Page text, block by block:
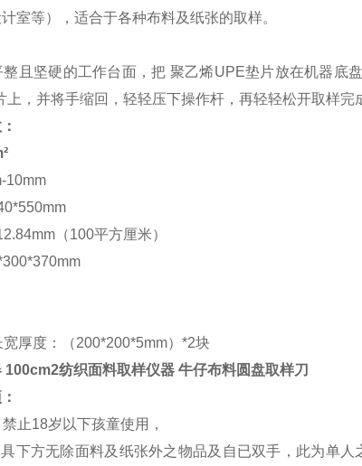
室等），适合于各种布料及纸张的取样。
且坚硬的工作台面，把 聚乙烯UPE垫片放在机器底
，并将手缩回，轻轻压下操作杆，再轻轻松开取样完
10mm
（100平方厘米）
厚度：（200*200*5mm）*2块
100cm2纺织面料取样仪器 牛仔布料圆盘取样刀
止18岁以下孩童使用，
下方无除面料及纸张外之物品及自已双手，此为单